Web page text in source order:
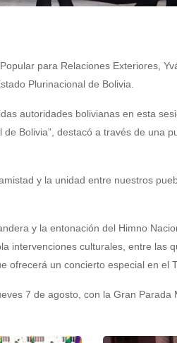
para Relaciones Exteriores,
Plurinacional de Bolivia.
autoridades bolivianas en esta
Bolivia”, destacó a través de una
y la unidad entre nuestros
y la entonación del Himno
intervenciones culturales, entre las
ofrecerá un concierto especial en el
7 de agosto, con la Gran Parada